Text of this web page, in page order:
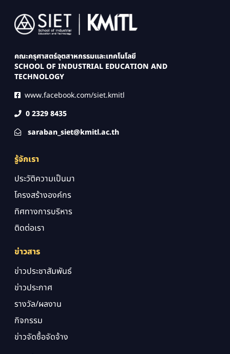
Image
คณะครุศาสตร์อุตสาหกรรมและเทคโนโลยี
SCHOOL OF INDUSTRIAL EDUCATION AND
TECHNOLOGY
www.facebook.com/siet.kmitl
0 2329 8435
saraban_siet@kmitl.ac.th
รู้จักเรา
ประวัติความเป็นมา
โครงสร้างองค์กร
ทิศทางการบริหาร
ติดต่อเรา
ข่าวสาร
ข่าวประชาสัมพันธ์
ข่าวประกาศ
รางวัล/ผลงาน
กิจกรรม
ข่าวจัดซื้อจัดจ้าง